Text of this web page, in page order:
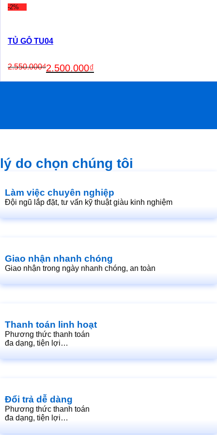
-2%
TỦ GỖ TU04
2.550.000₫
price
was:
2.500.000₫
price
is:
lý do chọn chúng tôi
Làm việc chuyên nghiệp
Đội ngũ lắp đặt, tư vấn kỹ thuật giàu kinh nghiệm
Giao nhận nhanh chóng
Giao nhận trong ngày nhanh chóng, an toàn
Thanh toán linh hoạt
Phương thức thanh toán
đa dạng, tiện lợi…
Đổi trả dễ dàng
Phương thức thanh toán
đa dạng, tiện lợi…